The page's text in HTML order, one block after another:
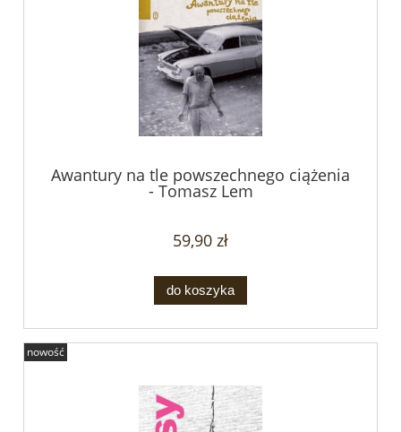
Awantury na tle powszechnego ciążenia
- Tomasz Lem
59,90 zł
do koszyka
nowość